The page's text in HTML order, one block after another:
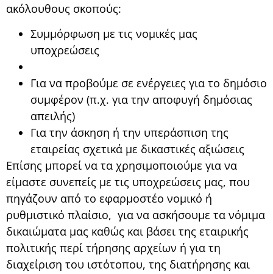
ακόλουθους σκοπούς:
Συμμόρφωση με τις νομικές μας
υποχρεώσεις
Για να προβούμε σε ενέργειες για το δημόσιο
συμφέρον (π.χ. για την αποφυγή δημόσιας
απειλής)
Για την άσκηση ή την υπεράσπιση της
εταιρείας σχετικά με δικαστικές αξιώσεις
Επίσης μπορεί να τα χρησιμοποιούμε για να
είμαστε συνεπείς με τις υποχρεώσεις μας, που
πηγάζουν από το εφαρμοστέο νομικό ή
ρυθμιστικό πλαίσιο, για να ασκήσουμε τα νόμιμα
δικαιώματα μας καθώς και βάσει της εταιρικής
πολιτικής περί τήρησης αρχείων ή για τη
διαχείριση του ιστότοπου, της διατήρησης και